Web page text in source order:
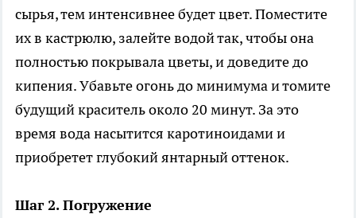
сырья, тем интенсивнее будет цвет. Поместите
их в кастрюлю, залейте водой так, чтобы она
полностью покрывала цветы, и доведите до
кипения. Убавьте огонь до минимума и томите
будущий краситель около 20 минут. За это
время вода насытится каротиноидами и
приобретет глубокий янтарный оттенок.
Шаг 2. Погружение